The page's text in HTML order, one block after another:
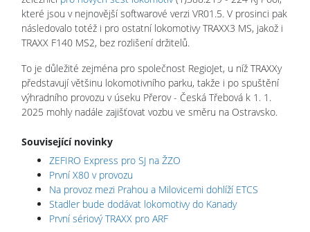
které jsou v nejnovější softwarové verzi VR01.5. V prosinci pak
následovalo totéž i pro ostatní lokomotivy TRAXX3 MS, jakož i
TRAXX F140 MS2, bez rozlišení držitelů.
To je důležité zejména pro společnost RegioJet, u níž TRAXXy
představují většinu lokomotivního parku, takže i po spuštění
výhradního provozu v úseku Přerov - Česká Třebová k 1. 1.
2025 mohly nadále zajišťovat vozbu ve směru na Ostravsko.
Související novinky
ZEFIRO Express pro SJ na ŽZO
První X80 v provozu
Na provoz mezi Prahou a Milovicemi dohlíží ETCS
Stadler bude dodávat lokomotivy do Kanady
První sériový TRAXX pro ARF